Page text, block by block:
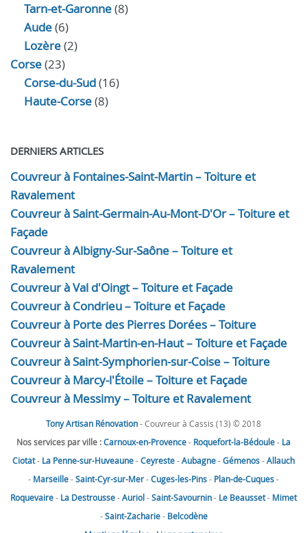
Tarn-et-Garonne(8)
Aude(6)
Lozère(2)
Corse(23)
Corse-du-Sud(16)
Haute-Corse(8)
DERNIERS ARTICLES
Couvreur à Fontaines-Saint-Martin – Toiture et
Ravalement
Couvreur à Saint-Germain-Au-Mont-D'Or – Toiture et
Façade
Couvreur à Albigny-Sur-Saône – Toiture et
Ravalement
Couvreur à Val d'Oingt – Toiture et Façade
Couvreur à Condrieu – Toiture et Façade
Couvreur à Porte des Pierres Dorées – Toiture
Couvreur à Saint-Martin-en-Haut – Toiture et Façade
Couvreur à Saint-Symphorien-sur-Coise – Toiture
Couvreur à Marcy-l'Étoile – Toiture et Façade
Couvreur à Messimy – Toiture et Ravalement
Tony Artisan Rénovation- Couvreur à Cassis (13) © 2018
Nos services par ville :Carnoux-en-Provence- Roquefort-la-Bédoule- La
Ciotat- La Penne-sur-Huveaune-Ceyreste-Aubagne-Gémenos-Allauch
- Marseille-Saint-Cyr-sur-Mer-Cuges-les-Pins- Plan-de-Cuques-
Roquevaire- La Destrousse-Auriol-Saint-Savournin- Le Beausset- Mimet
-Saint-Zacharie- Belcodène